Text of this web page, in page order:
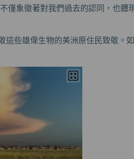
僅象徵著對我們過去的認同，也體
這些雄偉生物的美洲原住民致敬。如